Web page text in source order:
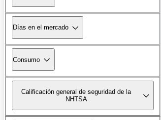
Días en el mercado
Consumo
Calificación general de seguridad de la
NHTSA